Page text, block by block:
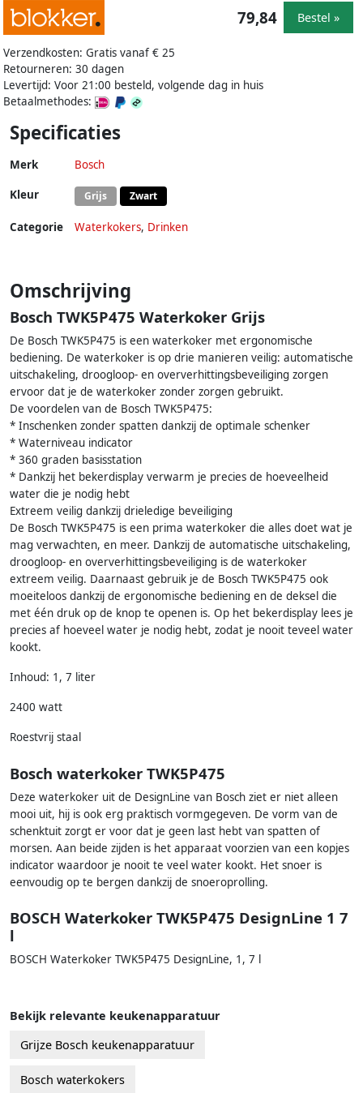
Verzendkosten: Gratis vanaf € 25
Retourneren: 30 dagen
Levertijd: Voor 21:00 besteld, volgende dag in huis
Betaalmethodes:
79,84 Bestel »
Specificaties
Merk Bosch
Kleur Grijs Zwart
Categorie Waterkokers, Drinken
Omschrijving
Bosch TWK5P475 Waterkoker Grijs
De Bosch TWK5P475 is een waterkoker met ergonomische
bediening. De waterkoker is op drie manieren veilig: automatische
uitschakeling, droogloop- en oververhittingsbeveiliging zorgen
ervoor dat je de waterkoker zonder zorgen gebruikt.
De voordelen van de Bosch TWK5P475:
* Inschenken zonder spatten dankzij de optimale schenker
* Waterniveau indicator
* 360 graden basisstation
* Dankzij het bekerdisplay verwarm je precies de hoeveelheid
water die je nodig hebt
Extreem veilig dankzij drieledige beveiliging
De Bosch TWK5P475 is een prima waterkoker die alles doet wat je
mag verwachten, en meer. Dankzij de automatische uitschakeling,
droogloop- en oververhittingsbeveiliging is de waterkoker
extreem veilig. Daarnaast gebruik je de Bosch TWK5P475 ook
moeiteloos dankzij de ergonomische bediening en de deksel die
met één druk op de knop te openen is. Op het bekerdisplay lees je
precies af hoeveel water je nodig hebt, zodat je nooit teveel water
kookt.
Inhoud: 1, 7 liter
2400 watt
Roestvrij staal
Bosch waterkoker TWK5P475
Deze waterkoker uit de DesignLine van Bosch ziet er niet alleen
mooi uit, hij is ook erg praktisch vormgegeven. De vorm van de
schenktuit zorgt er voor dat je geen last hebt van spatten of
morsen. Aan beide zijden is het apparaat voorzien van een kopjes
indicator waardoor je nooit te veel water kookt. Het snoer is
eenvoudig op te bergen dankzij de snoeroprolling.
BOSCH Waterkoker TWK5P475 DesignLine 1 7
l
BOSCH Waterkoker TWK5P475 DesignLine, 1, 7 l
Bekijk relevante keukenapparatuur
Grijze Bosch keukenapparatuur
Bosch waterkokers